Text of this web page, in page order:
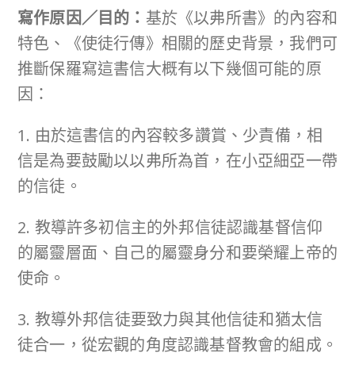
寫作原因／目的： 基於《以弗所書》的內容和
特色、《使徒行傳》相關的歷史背景，我們可
推斷保羅寫這書信大概有以下幾個可能的原
因：
1. 由於這書信的內容較多讚賞、少責備，相
信是為要鼓勵以以弗所為首，在小亞細亞一帶
的信徒。
2. 教導許多初信主的外邦信徒認識基督信仰
的屬靈層面、自己的屬靈身分和要榮耀上帝的
使命。
3. 教導外邦信徒要致力與其他信徒和猶太信
徒合一，從宏觀的角度認識基督教會的組成。